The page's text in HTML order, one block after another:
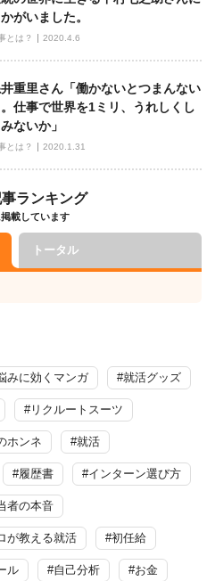
がいました。
とは？ 2020.4.6
重里さん「働かないとつまんない
。仕事で世界を1ミリ、うれしくし
ないか」
とは？ 2020.1.31
ランキング
載しています
トータル
みに効くマンガ #就活グッズ
#リクルートスーツ
ホンネ #就活
#履歴書 #インターン選び方
者の本音
が教える就活 #初任給
ル #自己分析 #お金